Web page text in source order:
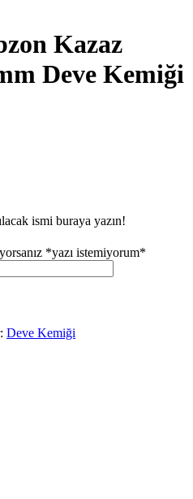
Kazaz
Deve Kemiği
ismi buraya yazın!
*yazı istemiyorum*
Deve Kemiği